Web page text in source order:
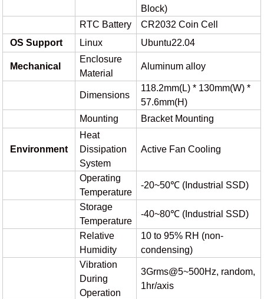
Block)
RTC Battery
CR2032 Coin Cell
OS Support
Linux Ubuntu22.04
Mechanical
Enclosure
Material
Aluminum alloy
Dimensions
118.2mm(L) * 130mm(W)*
57.6mm(H)
Mounting
Bracket Mounting
Environment
Heat
Dissipation
System
Active Fan Cooling
Operating
Temperature
-20~50℃ (Industrial SSD)
Storage
Temperature
-40~80℃ (Industrial SSD)
Relative
Humidity
10 to 95% RH (non-
condensing)
Vibration
During
Operation
3Grms@5~500Hz, random,
1hr/axis